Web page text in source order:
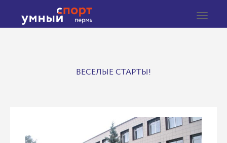
Toggle
ВЕСЕЛЫЕ СТАРТЫ!